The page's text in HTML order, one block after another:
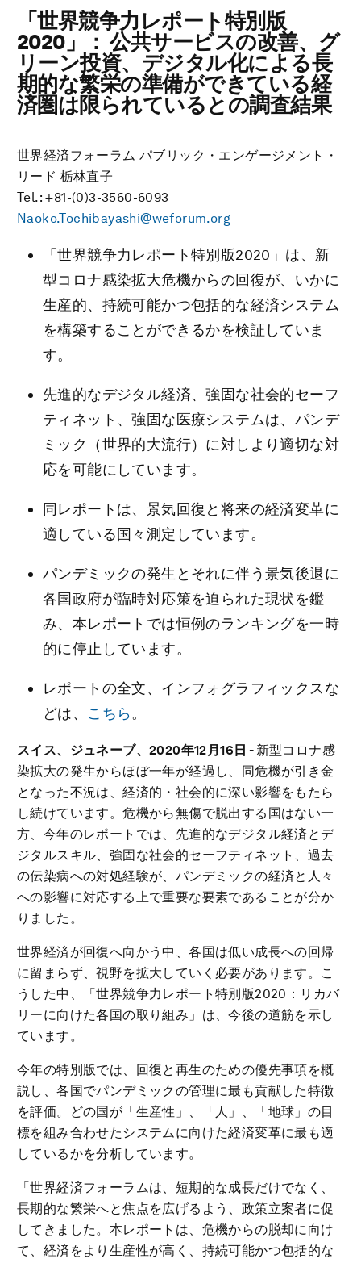
「世界競争力レポート特別版
2020」： 公共サービスの改善、グ
リーン投資、デジタル化による長
期的な繁栄の準備ができている経
済圏は限られているとの調査結果
世界経済フォーラム パブリック・エンゲージメント・
リード 栃林直子
Tel.: +81-(0)3-3560-6093
Naoko.Tochibayashi@weforum.org
「世界競争力レポート特別版2020」は、新
型コロナ感染拡大危機からの回復が、いかに
生産的、持続可能かつ包括的な経済システム
を構築することができるかを検証していま
す。
先進的なデジタル経済、強固な社会的セーフ
ティネット、強固な医療システムは、パンデ
ミック（世界的大流行）に対しより適切な対
応を可能にしています。
同レポートは、景気回復と将来の経済変革に
適している国々測定しています。
パンデミックの発生とそれに伴う景気後退に
各国政府が臨時対応策を迫られた現状を鑑
み、本レポートでは恒例のランキングを一時
的に停止しています。
レポートの全文、インフォグラフィックスな
どは、 こちら。
スイス、ジュネーブ、 2020年12月16日 - 新型コロナ感
染拡大の発生からほぼ一年が経過し、同危機が引き金
となった不況は、経済的・社会的に深い影響をもたら
し続けています。危機から無傷で脱出する国はない一
方、今年のレポートでは、先進的なデジタル経済とデ
ジタルスキル、強固な社会的セーフティネット、過去
の伝染病への対処経験が、パンデミックの経済と人々
への影響に対応する上で重要な要素であることが分か
りました。
世界経済が回復へ向かう中、各国は低い成長への回帰
に留まらず、視野を拡大していく必要があります。こ
うした中、「世界競争力レポート特別版2020：リカバ
リーに向けた各国の取り組み」は、今後の道筋を示し
ています。
今年の特別版では、回復と再生のための優先事項を概
説し、各国でパンデミックの管理に最も貢献した特徴
を評価。どの国が「生産性」、「人」、「地球」の目
標を組み合わせたシステムに向けた経済変革に最も適
しているかを分析しています。
「世界経済フォーラムは、短期的な成長だけでなく、
長期的な繁栄へと焦点を広げるよう、政策立案者に促
してきました。本レポートは、危機からの脱却に向け
て、経済をより生産性が高く、持続可能かつ包括的な